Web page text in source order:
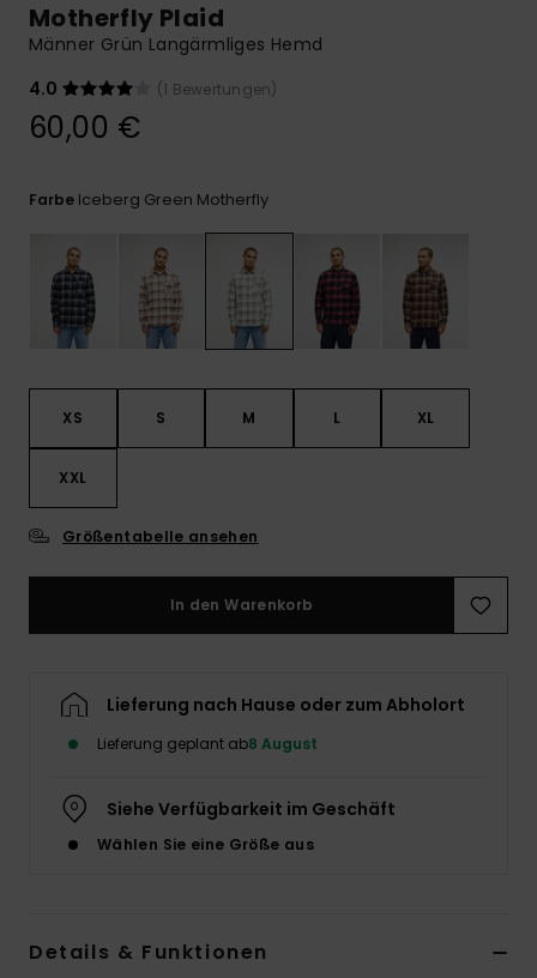
Finden Sie
Antworten auf
die häufigsten
Fragen sowie
FAQ
ansehen
Motherfly Plaid
Männer Grün Langärmliges Hemd
4.0
(1 Bewertungen)
60,00 €
Farbe Iceberg Green Motherfly
XS S M L XL
XXL
Größentabelle ansehen
In den Warenkorb
Lieferung nach Hause oder zum Abholort
Lieferung geplant ab8 August
Siehe Verfügbarkeit im Geschäft
Wählen Sie eine Größe aus
Details & Funktionen